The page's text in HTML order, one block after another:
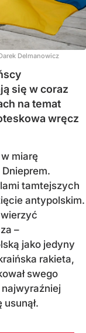
Delmanowicz
się w coraz
na temat
wręcz
miarę
tamtejszych
antypolskim.
wierzyć
–
jako jedyny
rakieta,
swego